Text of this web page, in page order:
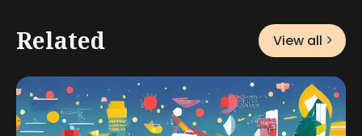
Related View all